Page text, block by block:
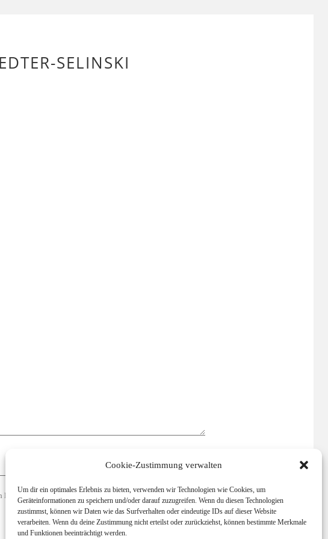
Cookie-Zustimmung verwalten
Um dir ein optimales Erlebnis zu bieten, verwenden wir Technologien wie Cookies, um
Geräteinformationen zu speichern und/oder darauf zuzugreifen. Wenn du diesen Technologien
zustimmst, können wir Daten wie das Surfverhalten oder eindeutige IDs auf dieser Website
verarbeiten. Wenn du deine Zustimmung nicht erteilst oder zurückziehst, können bestimmte Merkmale
und Funktionen beeinträchtigt werden.
SELINSKI
speichern.